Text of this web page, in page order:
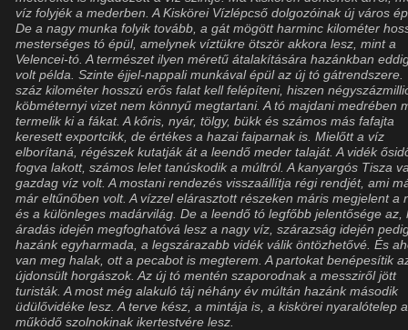
víz folyjék a mederben. A Kiskörei Vízlépcső dolgozóinak új város
De a nagy munka folyik tovább, a gát mögött harminc kilométer
mesterséges tó épül, amelynek víztükre ötször akkora lesz, mint a
Velencei-tó. A természet ilyen méretű átalakítására hazánkban
volt példa. Szinte éjjel-nappali munkával épül az új tó gátrendszere.
száz kilométer hosszú erős falat kell felépíteni, hiszen
köbméternyi vizet nem könnyű megtartani. A tó majdani medrében
termelik ki a fákat. A kőris, nyár, tölgy, bükk és számos más fafajta
keresett exportcikk, de értékes a hazai faiparnak is. Mielőtt a víz
elborítaná, régészek kutatják át a leendő meder talaját. A vidék
fogva lakott, számos lelet tanúskodik a múltról. A kanyargós Tisza
gazdag víz volt. A mostani rendezés visszaállítja régi rendjét, ami
már eltűnőben volt. A vízzel elárasztott részeken máris megjelent a
és a különleges madárvilág. De a leendő tó legfőbb jelentősége az,
áradás idején megfoghatóvá lesz a nagy víz, szárazság idején
hazánk egyharmada, a legszárazabb vidék válik öntözhetővé. És
van meg halak, ott a pecabot is megterem. A partokat benépesítik
újdonsült horgászok. Az új tó mentén szaporodnak a messziről jött
turisták. A most még alakuló táj néhány év múltán hazánk második
üdülővidéke lesz. A terve kész, a mintája is, a kiskörei nyaralótelep
működő szolnokinak ikertestvére lesz.